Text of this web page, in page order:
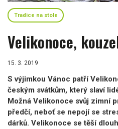
Tradice na stole
Velikonoce,
15. 3. 2019
S výjimkou Vánoc patří
českým svátkům, který slaví
Možná Velikonoce svůj zimní
předčí, neboť se nepojí se
dárků. Velikonoce se těší